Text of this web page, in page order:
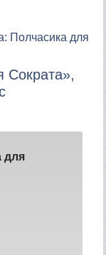
Полчасика для
Сократа»,
для